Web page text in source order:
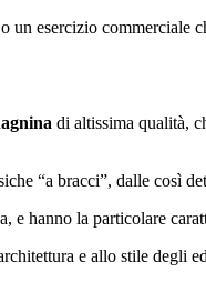
un esercizio
di altissima qualità,
“a bracci”, dalle così
hanno la particolare
e allo stile degli